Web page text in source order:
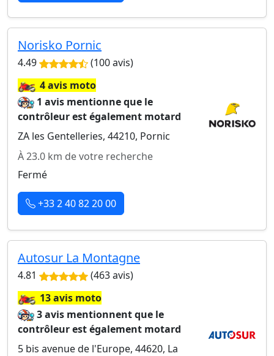
Norisko Pornic
4.49 (100 avis)
🏍️4 avis moto
1 avis mentionne que le
contrôleur est également motard
ZA les Gentelleries, 44210, Pornic
À 23.0 km de votre recherche
Fermé
+33 2 40 82 20 00
Autosur La Montagne
4.81 (463 avis)
🏍️13 avis moto
3 avis mentionnent que le
contrôleur est également motard
5 bis avenue de l'Europe, 44620, La